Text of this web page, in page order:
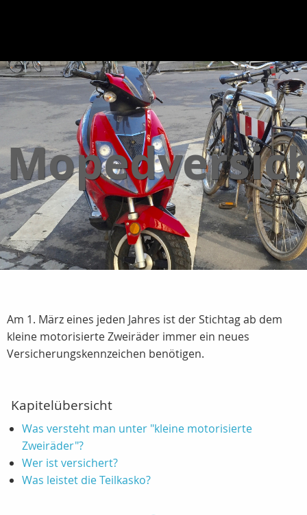
Am 1. März eines jeden Jahres ist der Stichtag ab dem
kleine motorisierte Zweiräder immer ein neues
Versicherungskennzeichen benötigen.
Kapitelübersicht
Was versteht man unter "kleine motorisierte
Zweiräder"?
Wer ist versichert?
Was leistet die Teilkasko?